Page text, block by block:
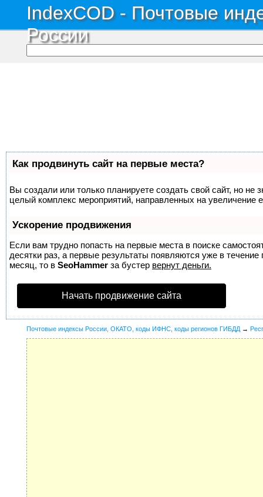
IndexCOD - Почтовые
России
Как продвинуть сайт на первые места?
Вы создали или только планируете создать свой сайт, но не
целый комплекс мероприятий, направленных на увеличение
Ускорение продвижения
Если вам трудно попасть на первые места в поиске
десятки раз, а первые результаты появляются уже в
месяц, то в SeoHammer за бустер вернут деньги.
Начать продвижение сайта
Почтовые индексы России, ОКАТО, коды ИФНС, коды регионов ГИБДД →